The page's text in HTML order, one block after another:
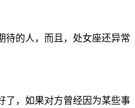
待的人，而且，处女座还异常
了，如果对方曾经因为某些事